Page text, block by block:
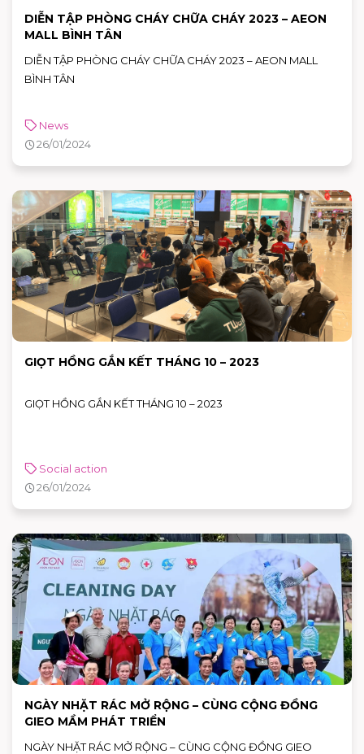
DIỄN TẬP PHÒNG CHÁY CHỮA CHÁY 2023 – AEON
MALL BÌNH TÂN
DIỄN TẬP PHÒNG CHÁY CHỮA CHÁY 2023 – AEON MALL
BÌNH TÂN
News
26/01/2024
GIỌT HỒNG GẮN KẾT THÁNG 10 – 2023
GIỌT HỒNG GẮN KẾT THÁNG 10 – 2023
Social action
26/01/2024
NGÀY NHẶT RÁC MỞ RỘNG – CÙNG CỘNG ĐỒNG
GIEO MẦM PHÁT TRIỂN
NGÀY NHẶT RÁC MỞ RỘNG – CÙNG CỘNG ĐỒNG GIEO